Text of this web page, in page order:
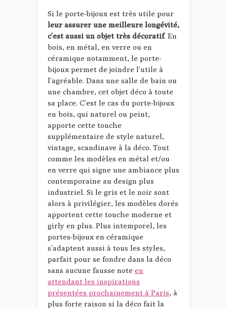
Si le porte-bijoux est très utile pour
leur assurer une meilleure longévité,
c’est aussi un objet très décoratif. En
bois, en métal, en verre ou en
céramique notamment, le porte-
bijoux permet de joindre l’utile à
l’agréable. Dans une salle de bain ou
une chambre, cet objet déco à toute
sa place. C’est le cas du porte-bijoux
en bois, qui naturel ou peint,
apporte cette touche
supplémentaire de style naturel,
vintage, scandinave à la déco. Tout
comme les modèles en métal et/ou
en verre qui signe une ambiance plus
contemporaine au design plus
industriel. Si le gris et le noir sont
alors à privilégier, les modèles dorés
apportent cette touche moderne et
girly en plus. Plus intemporel, les
portes-bijoux en céramique
s’adaptent aussi à tous les styles,
parfait pour se fondre dans la déco
sans aucune fausse note en
attendant les inspirations
présentées prochainement à Paris, à
plus forte raison si la déco fait la